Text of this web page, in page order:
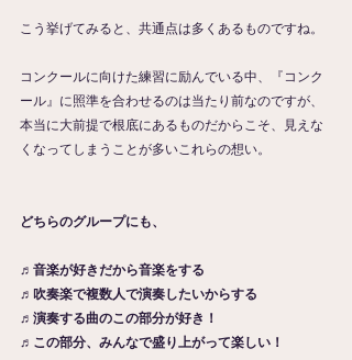
こう挙げてみると、共通点は多くあるものですね。
コンクールに向けた練習に励んでいる中、『コンク
ール』に照準を合わせるのは当たり前なのですが、
本当に大前提で根底にあるものだからこそ、見えな
くなってしまうことが多いこれらの想い。
どちらのグループにも、
♬音楽が好きだから音楽をする
♬吹奏楽で複数人で演奏したいからする
♬演奏する曲のこの部分が好き！
♬この部分、みんなで盛り上がって楽しい！